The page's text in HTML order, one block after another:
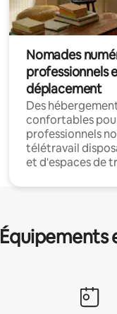
Nomades
professionnels
déplacement
Des
confortables
professionnels
télétravail
et d'espaces de
Équipements